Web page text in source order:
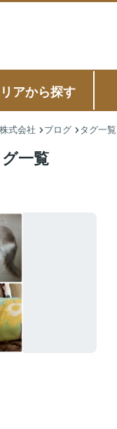
アから探す
式会社 ブログ タグ一覧
一覧